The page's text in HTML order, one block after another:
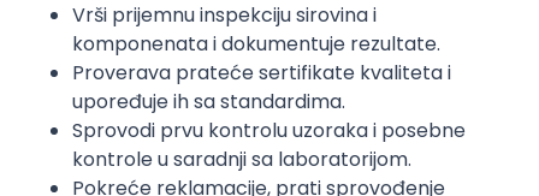
Vrši prijemnu inspekciju sirovina i
komponenata i dokumentuje rezultate.
Proverava prateće sertifikate kvaliteta i
upoređuje ih sa standardima.
Sprovodi prvu kontrolu uzoraka i posebne
kontrole u saradnji sa laboratorijom.
Pokreće reklamacije, prati sprovođenje